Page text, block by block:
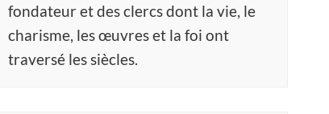
fondateur et des clercs dont la vie, le
charisme, les œuvres et la foi ont
traversé les siècles.